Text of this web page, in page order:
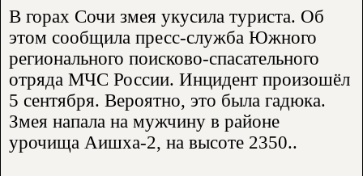
В горах Сочи змея укусила туриста. Об
этом сообщила пресс-служба Южного
регионального поисково-спасательного
отряда МЧС России. Инцидент произошёл
5 сентября. Вероятно, это была гадюка.
Змея напала на мужчину в районе
урочища Аишха-2, на высоте 2350..